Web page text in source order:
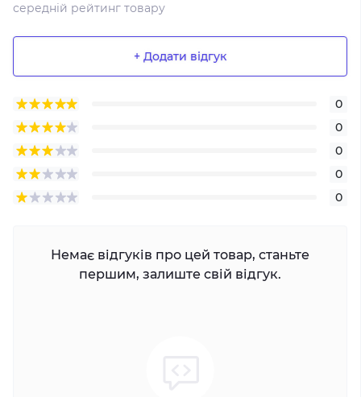
середній рейтинг товару
+ Додати відгук
0
0
0
0
0
Немає відгуків про цей товар, станьте
першим, залиште свій відгук.